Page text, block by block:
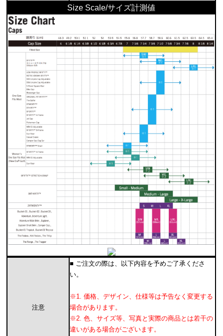
Size Scale/サイズ計測値
注意
■ ご注文の際は、以下内容を予めご了承くださ
い。
※1. 価格、デザイン、仕様等は予告なく変更する
場合があります。
※2. 色、サイズ等、写真と実際の商品とは若干の
違いがある場合がございます。